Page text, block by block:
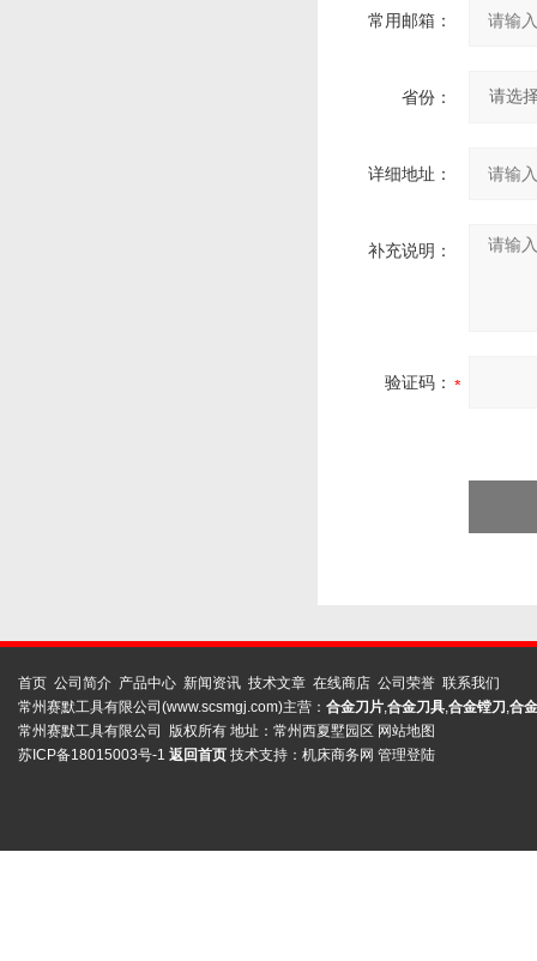
常用邮箱：
省份：
详细地址：
补充说明：
验证码：
首页 公司简介 产品中心 新闻资讯 技术文章 在线商店 公司荣誉 联系我们
常州赛默工具有限公司(www.scsmgj.com)主营： 合金刀片,合金刀具,合金镗刀 ,合
常州赛默工具有限公司 版权所有 地址：常州西夏墅园区 网站地图
苏ICP备18015003号-1 返回首页 技术支持： 机床商务网 管理登陆